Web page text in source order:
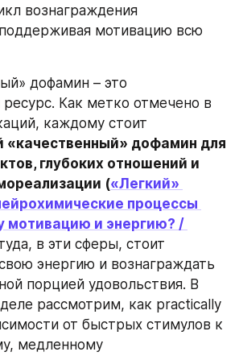
вознаграждения
мотивацию всю
дофамин – это
ресурс. Как метко отмечено в
«качественный» дофамин для
глубоких отношений и
(«Легкий»
процессы
мотивацию и энергию? /
в эти сферы, стоит
энергию и вознаграждать
порцией удовольствия. В
рассмотрим, как practically
от быстрых стимулов к
медленному